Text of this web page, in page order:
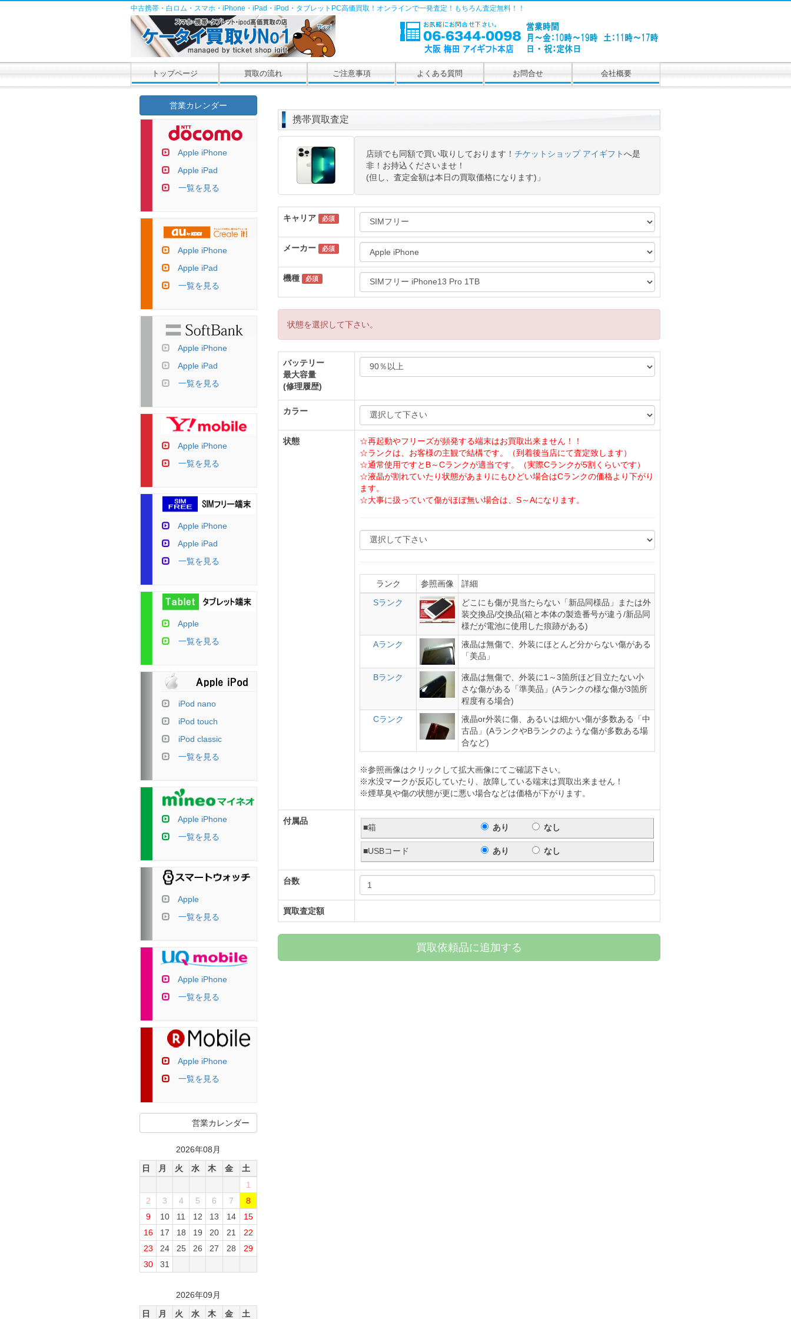
中古携帯・白ロム・スマホ・iPhone・iPad・iPod・タブレットPC高価買取！オンラインで一発査定！もちろん査定無料！！
トップページ 買取の流れ ご注意事項 よくある質問 お問合せ 会社概要
携帯買取査定
店頭でも同額で買い取りしております！ チケットショップ アイギフトへ是
非！お持込くださいませ！
(但し、査定金額は本日の買取価格になります)」
キャリア 必須
メーカー 必須
機種 必須
状態を選択して下さい。
バッテリー
最大容量
(修理履歴)
カラー
状態
☆再起動やフリーズが頻発する端末はお買取出来ません！！
☆ランクは、お客様の主観で結構です。（到着後当店にて査定致します）
☆通常使用ですとB～Cランクが適当です。（実際Cランクが5割くらいです）
☆液晶が割れていたり状態があまりにもひどい場合はCランクの価格より下がり
ます。
☆大事に扱っていて傷がほぼ無い場合は、S～Aになります。
ランク 参照画像
詳細
Sランク
どこにも傷が見当たらない「新品同様品」または外
装交換品/交換品(箱と本体の製造番号が違う/新品同
様だが電池に使用した痕跡がある)
Aランク
液晶は無傷で、外装にほとんど分からない傷がある
「美品」
Bランク
液晶は無傷で、外装に1～3箇所ほど目立たない小
さな傷がある「準美品」(Aランクの様な傷が3箇所
程度有る場合)
Cランク
液晶or外装に傷、あるいは細かい傷が多数ある「中
古品」(AランクやBランクのような傷が多数ある場
合など)
※参照画像はクリックして拡大画像にてご確認下さい。
※水没マークが反応していたり、故障している端末は買取出来ません！
※煙草臭や傷の状態が更に悪い場合などは価格が下がります。
付属品
■箱 あり なし
■USBコード あり なし
台数
買取査定額
買取依頼品に追加する
営業カレンダー
Apple iPhone
Apple iPad
一覧を見る
Apple iPhone
Apple iPad
一覧を見る
Apple iPhone
Apple iPad
一覧を見る
Apple iPhone
一覧を見る
Apple iPhone
Apple iPad
一覧を見る
Apple
一覧を見る
iPod nano
iPod touch
iPod classic
一覧を見る
Apple iPhone
一覧を見る
Apple
一覧を見る
Apple iPhone
一覧を見る
Apple iPhone
一覧を見る
営業カレンダー
2026年08月
日
月 火 水 木 金
土
1
2
3 4 5 6 7
8
9
10 11 12 13 14
15
16
17 18 19 20 21
22
23
24 25 26 27 28
29
30
31
2026年09月
日
月 火 水 木 金 土